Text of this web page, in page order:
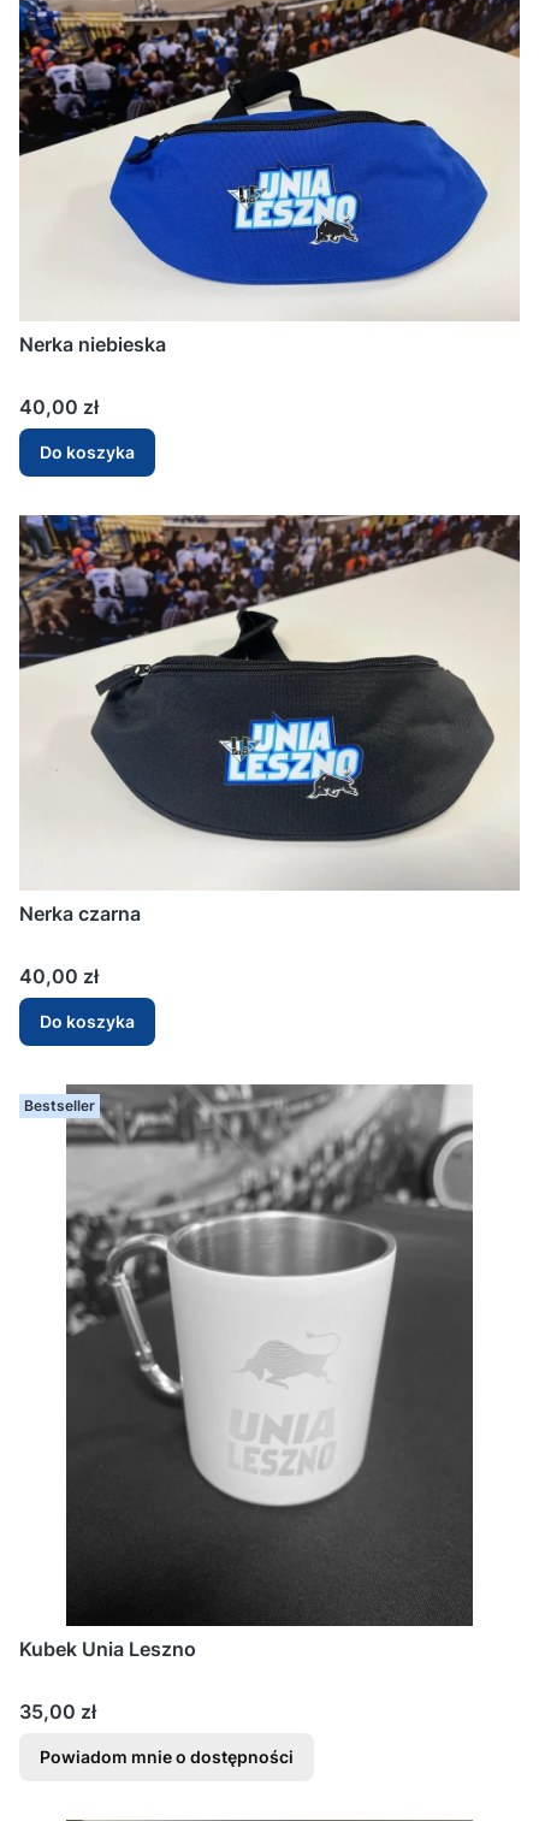
Nerka niebieska
Cena
40,00 zł
Do koszyka
Nerka czarna
Cena
40,00 zł
Do koszyka
Bestseller
Kubek Unia Leszno
Cena
35,00 zł
Powiadom mnie o dostępności